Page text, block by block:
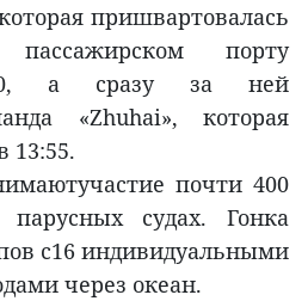
пришвартовалась
пассажирском порту
а сразу за ней
«Zhuhai», которая
13:55.
почти 400
судах. Гонка
с16 индивидуальными
через океан.